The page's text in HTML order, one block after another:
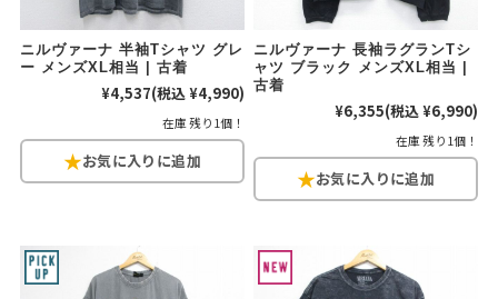
バンド
Tシャツ
アニメ
Tシャツ
Tシャツ
USA製
ボロ
すべてのマニアックを見る
Search by Period 年代から探す
ニルヴァーナ 半袖Tシャツ グレ
ー メンズXL相当 | 古着
¥4,537(税込 ¥4,990)
在庫 残り1個！
ニルヴァーナ 長袖ラグランTシ
ャツ ブラック メンズXL相当 |
古着
¥6,355(税込 ¥6,990)
在庫 残り1個！